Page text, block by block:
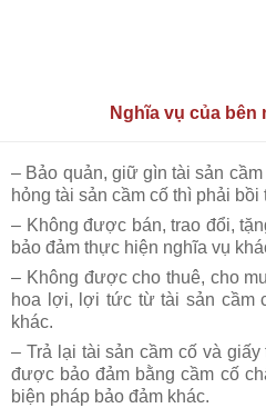
Nghĩa vụ của bên
– Bảo quản, giữ gìn tài sản
hỏng tài sản cầm cố thì phải
– Không được bán, trao đổi,
bảo đảm thực hiện nghĩa vụ
– Không được cho thuê, cho
hoa lợi, lợi tức từ tài sản cầm
khác.
– Trả lại tài sản cầm cố và
được bảo đảm bằng cầm cố
biện pháp bảo đảm khác.